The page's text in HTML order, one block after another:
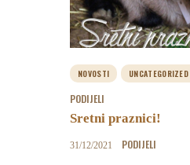
KUPI
NOVOSTI
PODIJELI
Sretni praznici!
31/12/2021 PODIJELI